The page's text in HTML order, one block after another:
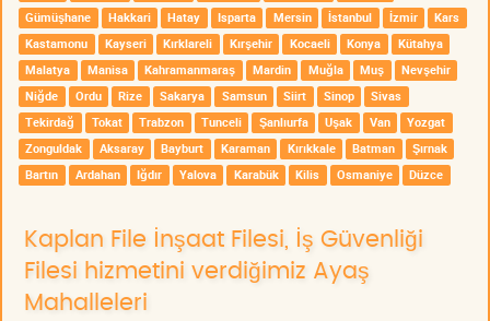
Gümüşhane
Hakkari Hatay Isparta Mersin İstanbul İzmir
Kars
Kastamonu
Kayseri Kırklareli Kırşehir Kocaeli Konya
Kütahya
Malatya
Manisa Kahramanmaraş Mardin Muğla Muş
Nevşehir
Niğde
Ordu Rize Sakarya Samsun Siirt Sinop
Sivas
Tekirdağ
Tokat Trabzon Tunceli Şanlıurfa Uşak Van
Yozgat
Zonguldak
Aksaray Bayburt Karaman Kırıkkale Batman
Şırnak
Bartın
Ardahan Iğdır Yalova Karabük Kilis Osmaniye Düzce
Kaplan File İnşaat Filesi, İş Güvenliği
Filesi hizmetini verdiğimiz Ayaş
Mahalleleri